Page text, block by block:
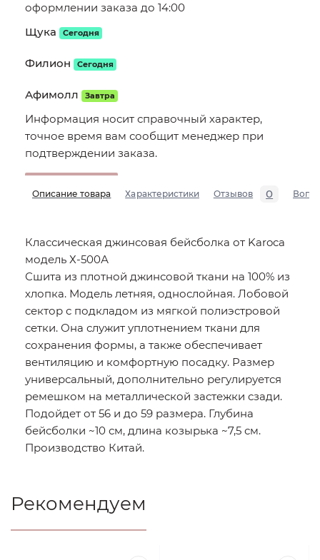
оформлении заказа до 14:00
Щука
Сегодня
Филион Сегодня
Афимолл Завтра
Информация носит справочный характер,
точное время вам сообщит менеджер при
подтверждении заказа.
Описание товара Характеристики Отзывов 0
Классическая джинсовая бейсболка от Karoca
модель Х-500А
Сшита из плотной джинсовой ткани на 100% из
хлопка. Модель летняя, однослойная. Лобовой
сектор с подкладом из мягкой полиэстровой
сетки. Она служит уплотнением ткани для
сохранения формы, а также обеспечивает
вентиляцию и комфортную посадку. Размер
универсальный, дополнительно регулируется
ремешком на металлической застежки сзади.
Подойдет от 56 и до 59 размера. Глубина
бейсболки ~10 см, длина козырька ~7,5 см.
Производство Китай.
Рекомендуем